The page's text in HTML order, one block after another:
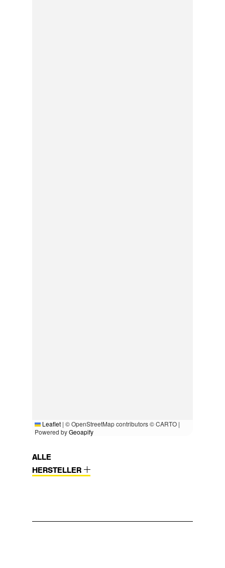
Leaflet | © OpenStreetMap contributors © CARTO |
Powered byGeoapify
ALLE
HERSTELLER